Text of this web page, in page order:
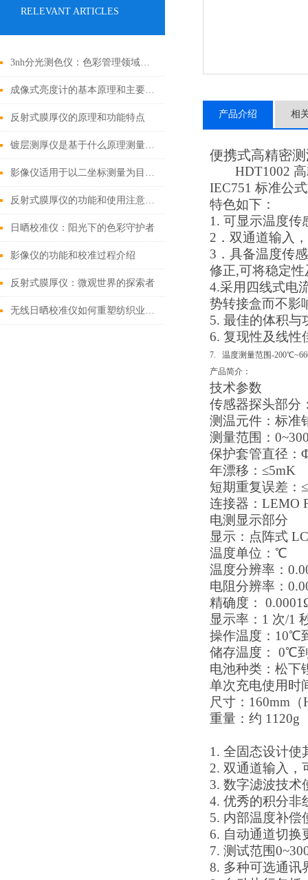
RELEVANT ARTICLES
3nh分光测色仪：色彩管理领域的新锐先锋
成像式亮度计的基本原理和主要功能
反射式膜厚仪的原理和功能特点
镀层测厚仪是基于什么原理测量的呢？
影像仪适用于以二坐标测量为目的的一切应用领域
反射式膜厚仪的功能和使用注意事项
日晒校准仪：阳光下的色彩守护者
影像仪的功能和校准过程介绍
反射式膜厚仪：微观世界的探索者
无线日晒校准仪如何重塑纺织业的色彩秩序
产品介绍 相
便携式高精密
HDT1002
IEC751 标准公
特色如下：
1. 可显示温度传
2 ．双通道输入
3 ．具备温度传
修正,可将稳定
4.采用四线式电
势转接盒而不影
5. 最佳的体积与
6. 复现性及线性
7. 温度测量范围-
产品简介：
技术参数
传感器探头部分
测温元件：标准
测量范围：
保护套管直径：
年漂移：≤5mK
短期重复误差：≤
连接器： LEMO
电测显示部分
显示：点阵式
温度单位：℃
温度分辨率：
电阻分辨率：
精确度：
显示率： 1 次/1
操作温度： 10℃
储存温度：
0℃
电池种类：松下
单次充电使用时
尺寸： 160mm （
重量：约 1120g
1. 全固态设计使
2. 双通道输入，
3. 数字滤波技术
4. 优秀的积分非
5. 内部温度补偿
6. 自动通道切换
7. 测试范围
8. 多种可选通讯